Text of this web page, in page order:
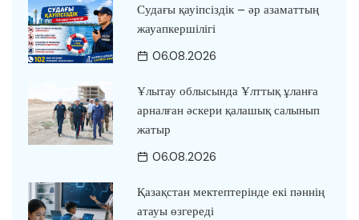
Судағы қауіпсіздік – әр азаматтың
жауапкершілігі
06.08.2026
Ұлытау облысында Ұлттық ұланға
арналған әскери қалашық салынып
жатыр
06.08.2026
Қазақстан мектептерінде екі пәннің
атауы өзгереді